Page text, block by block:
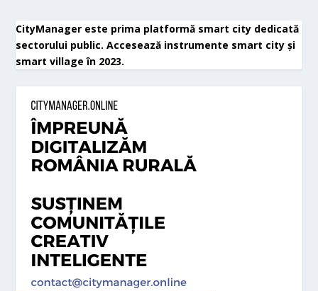
CityManager este prima platformă smart city dedicată
sectorului public. Accesează instrumente smart city și
smart village în 2023.